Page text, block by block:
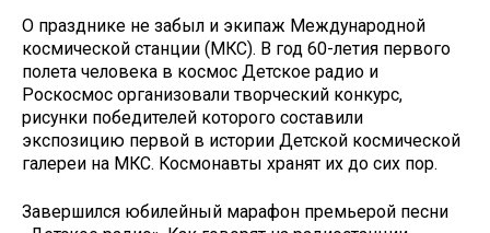
О празднике не забыл и экипаж Международной
космической станции (МКС). В год 60-летия первого
полета человека в космос Детское радио и
Роскосмос организовали творческий конкурс,
рисунки победителей которого составили
экспозицию первой в истории Детской космической
галереи на МКС. Космонавты хранят их до сих пор.
Завершился юбилейный марафон премьерой песни